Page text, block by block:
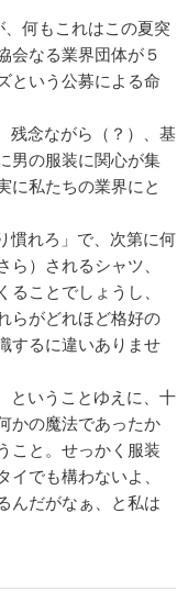
何もこれはこの夏突
会なる業界団体が５
という公募による命
残念ながら（？）、基
男の服装に関心が集
に私たちの業界にと
慣れろ」で、次第に何
）されるシャツ、
ことでしょうし、
らがどれほど格好の
するに違いありませ
ということゆえに、十
かの魔法であったか
こと。せっかく服装
でも構わないよ、
んだがなぁ、と私は